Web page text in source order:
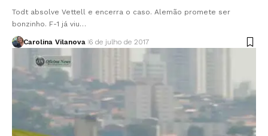
Todt absolve Vettell e encerra o caso. Alemão promete ser
bonzinho. F-1 já viu…
Carolina Vilanova 6 de julho de 2017